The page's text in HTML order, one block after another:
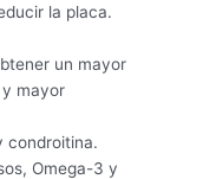
la placa.
un mayor
mayor
condroitina.
Omega-3 y